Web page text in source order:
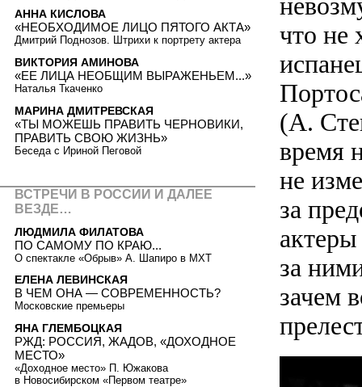
что не
(А.
время
не
за
за
зачем
АННА КИСЛОВА
«НЕОБХОДИМОЕ ЛИЦО ПЯТОГО АКТА»
Дмитрий Поднозов. Штрихи к портрету актера
ВИКТОРИЯ АМИНОВА
«ЕЕ ЛИЦА НЕОБЩИМ ВЫРАЖЕНЬЕМ...»
Наталья Ткаченко
МАРИНА ДМИТРЕВСКАЯ
«ТЫ МОЖЕШЬ ПРАВИТЬ ЧЕРНОВИКИ,
ПРАВИТЬ СВОЮ ЖИЗНЬ»
Беседа с Ириной Пеговой
ВСТРЕЧИ В РОССИИ И ДАЛЕЕ
ВЕЗДЕ…
ЛЮДМИЛА ФИЛАТОВА
ПО САМОМУ ПО КРАЮ...
О спектакле «Обрыв» А. Шапиро в МХТ
ЕЛЕНА ЛЕВИНСКАЯ
В ЧЕМ ОНА — СОВРЕМЕННОСТЬ?
Московские премьеры
ЯНА ГЛЕМБОЦКАЯ
РЖД: РОССИЯ, ЖАДОВ, «ДОХОДНОЕ
МЕСТО»
«Доходное место» П. Южакова
в Новосибирском «Первом театре»